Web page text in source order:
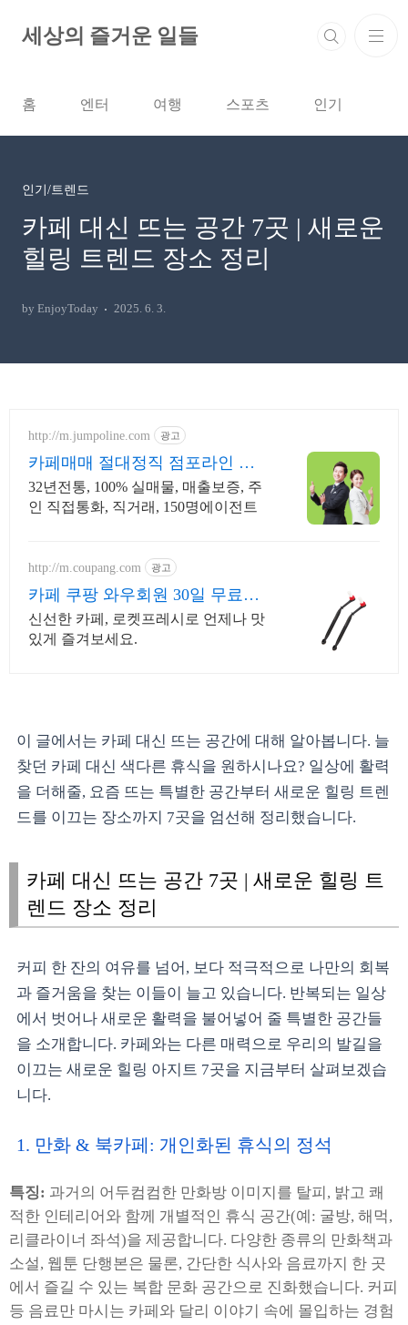
세상의 즐거운 일들
홈 엔터 여행 스포츠 인기
인기/트렌드
카페 대신 뜨는 공간 7곳 | 새로운
힐링 트렌드 장소 정리
by EnjoyToday 2025. 6. 3.
http://m.jumpoline.com 광고
카페매매 절대정직 점포라인 빠
른 직거래 & 안전중개거래
32년전통, 100% 실매물, 매출보증, 주
인 직접통화, 직거래, 150명에이전트
http://m.coupang.com 광고
카페 쿠팡 와우회원 30일 무료반
품
신선한 카페, 로켓프레시로 언제나 맛
있게 즐겨보세요.
이 글에서는 카페 대신 뜨는 공간에 대해 알아봅니다. 늘
찾던 카페 대신 색다른 휴식을 원하시나요? 일상에 활력
을 더해줄, 요즘 뜨는 특별한 공간부터 새로운 힐링 트렌
드를 이끄는 장소까지 7곳을 엄선해 정리했습니다.
카페 대신 뜨는 공간 7곳 | 새로운 힐링 트
렌드 장소 정리
커피 한 잔의 여유를 넘어, 보다 적극적으로 나만의 회복
과 즐거움을 찾는 이들이 늘고 있습니다. 반복되는 일상
에서 벗어나 새로운 활력을 불어넣어 줄 특별한 공간들
을 소개합니다. 카페와는 다른 매력으로 우리의 발길을
이끄는 새로운 힐링 아지트 7곳을 지금부터 살펴보겠습
니다.
1. 만화 & 북카페: 개인화된 휴식의 정석
특징: 과거의 어두컴컴한 만화방 이미지를 탈피, 밝고 쾌
적한 인테리어와 함께 개별적인 휴식 공간(예: 굴방, 해먹,
리클라이너 좌석)을 제공합니다. 다양한 종류의 만화책과
소설, 웹툰 단행본은 물론, 간단한 식사와 음료까지 한 곳
에서 즐길 수 있는 복합 문화 공간으로 진화했습니다. 커피
등 음료만 마시는 카페와 달리 이야기 속에 몰입하는 경험